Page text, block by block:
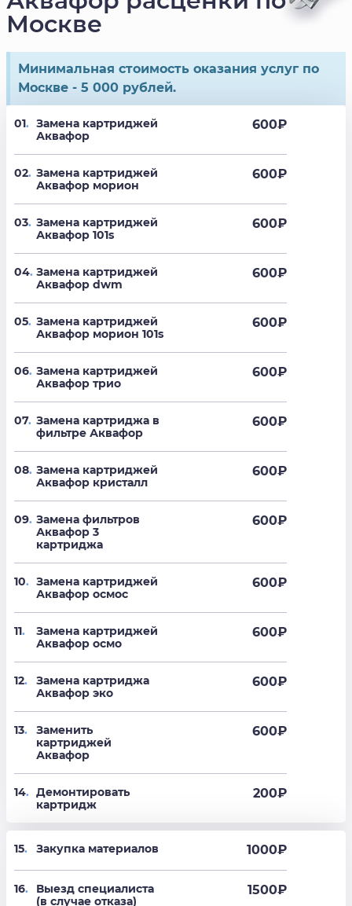
Москве
Минимальная стоимость оказания услуг по
Москве - 5 000 рублей.
01. Замена картриджей
Аквафор
600₽
02. Замена картриджей
Аквафор морион
600₽
03. Замена картриджей
Аквафор 101s
600₽
04. Замена картриджей
Аквафор dwm
600₽
05. Замена картриджей
Аквафор морион 101s
600₽
06. Замена картриджей
Аквафор трио
600₽
07. Замена картриджа в
фильтре Аквафор
600₽
08. Замена картриджей
Аквафор кристалл
600₽
09. Замена фильтров
Аквафор 3
картриджа
600₽
10. Замена картриджей
Аквафор осмос
600₽
11.
Замена картриджей
Аквафор осмо
600₽
12.
Замена картриджа
Аквафор эко
600₽
13.
Заменить
картриджей
Аквафор
600₽
14. Демонтировать
картридж
200₽
15. Закупка материалов 1000₽
16.
Выезд специалиста
(в случае отказа)
1500₽